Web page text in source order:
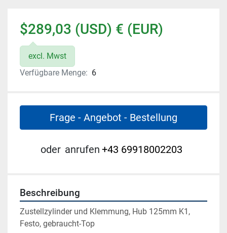
$289,03 (USD) € (EUR)
excl. Mwst
Verfügbare Menge: 6
Frage - Angebot - Bestellung
oder anrufen +43 69918002203
Beschreibung
Zustellzylinder und Klemmung, Hub 125mm K1,
Festo, gebraucht-Top